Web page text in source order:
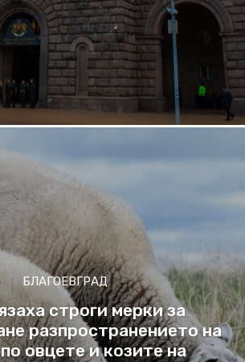
БЛАГОЕВГРАД
строги мерки за
разпространението на
овцете и козите на